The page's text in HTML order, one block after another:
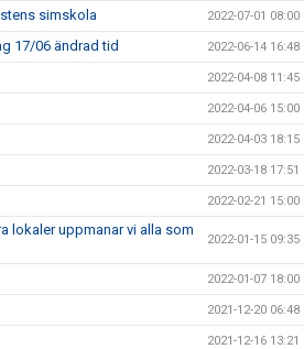
simskola 2022-07-01 08:00
17/06 ändrad tid 2022-06-14 16:48
2022-04-08 11:45
2022-04-06 15:00
2022-04-03 18:15
2022-03-18 17:51
2022-02-21 15:00
lokaler uppmanar vi alla som
2022-01-15 09:35
2022-01-07 18:00
2021-12-20 06:48
2021-12-16 13:21